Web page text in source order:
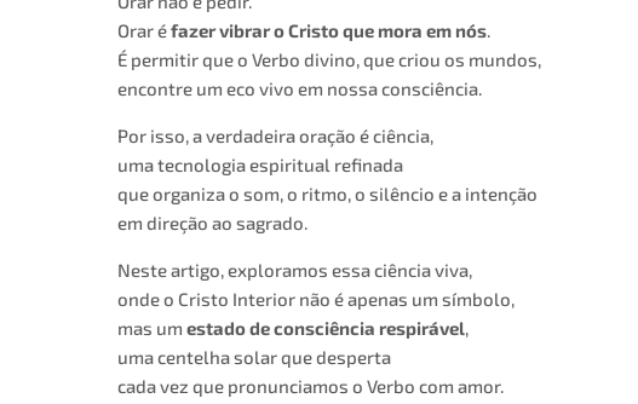
Orar éfazer vibrar o Cristo que mora em nós.
É permitir que o Verbo divino, que criou os mundos,
encontre um eco vivo em nossa consciência.
Por isso, a verdadeira oração é ciência,
uma tecnologia espiritual refinada
que organiza o som, o ritmo, o silêncio e a intenção
em direção ao sagrado.
Neste artigo, exploramos essa ciência viva,
onde o Cristo Interior não é apenas um símbolo,
mas um estado de consciência respirável,
uma centelha solar que desperta
cada vez que pronunciamos o Verbo com amor.